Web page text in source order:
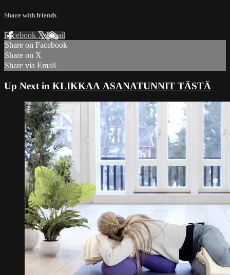
Share with friends
Facebook XEmail
Share on Facebook
Share on X
Share via Email
Up Next in KLIKKAA ASANATUNNIT TÄSTÄ